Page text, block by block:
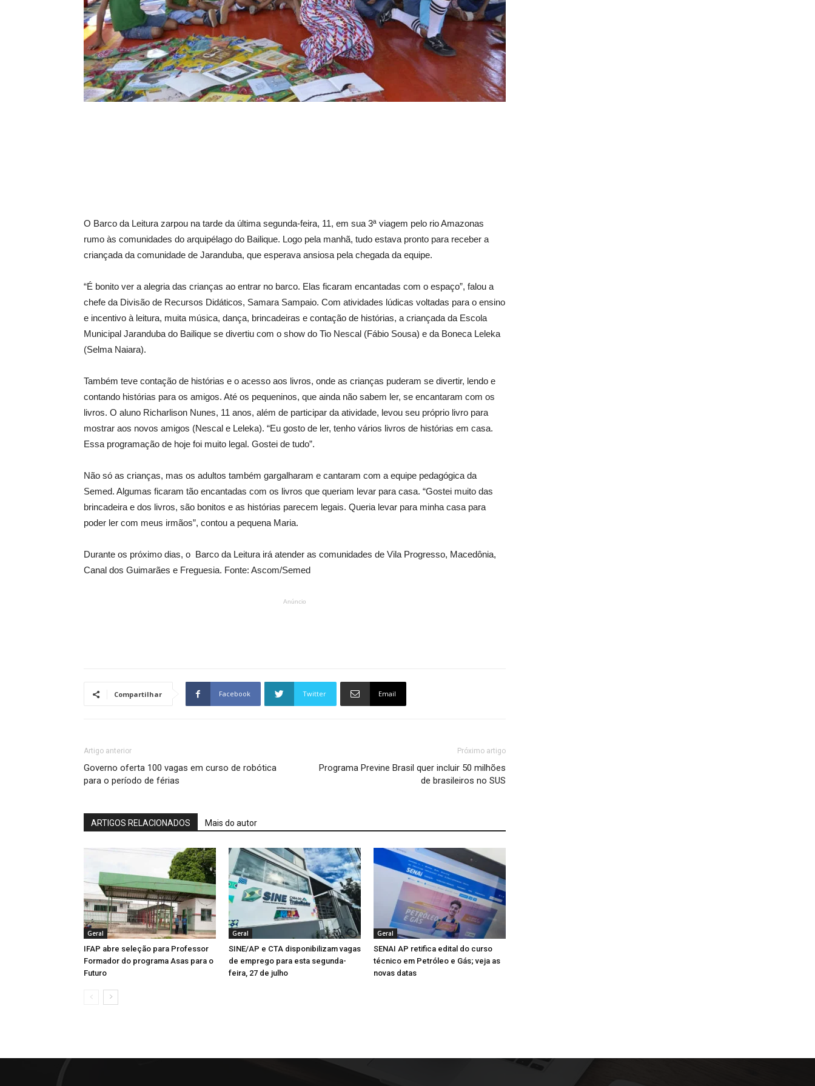
O Barco da Leitura zarpou na tarde da última segunda-feira, 11, em sua 3ª viagem pelo rio Amazonas
rumo às comunidades do arquipélago do Bailique. Logo pela manhã, tudo estava pronto para receber a
criançada da comunidade de Jaranduba, que esperava ansiosa pela chegada da equipe.
“É bonito ver a alegria das crianças ao entrar no barco. Elas ficaram encantadas com o espaço”, falou a
chefe da Divisão de Recursos Didáticos, Samara Sampaio. Com atividades lúdicas voltadas para o ensino
e incentivo à leitura, muita música, dança, brincadeiras e contação de histórias, a criançada da Escola
Municipal Jaranduba do Bailique se divertiu com o show do Tio Nescal (Fábio Sousa) e da Boneca Leleka
(Selma Naiara).
Também teve contação de histórias e o acesso aos livros, onde as crianças puderam se divertir, lendo e
contando histórias para os amigos. Até os pequeninos, que ainda não sabem ler, se encantaram com os
livros. O aluno Richarlison Nunes, 11 anos, além de participar da atividade, levou seu próprio livro para
mostrar aos novos amigos (Nescal e Leleka). “Eu gosto de ler, tenho vários livros de histórias em casa.
Essa programação de hoje foi muito legal. Gostei de tudo”.
Não só as crianças, mas os adultos também gargalharam e cantaram com a equipe pedagógica da
Semed. Algumas ficaram tão encantadas com os livros que queriam levar para casa. “Gostei muito das
brincadeira e dos livros, são bonitos e as histórias parecem legais. Queria levar para minha casa para
poder ler com meus irmãos”, contou a pequena Maria.
Durante os próximo dias, o Barco da Leitura irá atender as comunidades de Vila Progresso, Macedônia,
Canal dos Guimarães e Freguesia. Fonte: Ascom/Semed
Anúncio
Compartilhar Facebook Twitter Email
Artigo anterior
Governo oferta 100 vagas em curso de robótica
para o período de férias
Próximo artigo
Programa Previne Brasil quer incluir 50 milhões
de brasileiros no SUS
ARTIGOS RELACIONADOS Mais do autor
Geral
IFAP abre seleção para Professor
Formador do programa Asas para o
Futuro
Geral
SINE/AP e CTA disponibilizam vagas
de emprego para esta segunda-
feira, 27 de julho
Geral
SENAI AP retifica edital do curso
técnico em Petróleo e Gás; veja as
novas datas